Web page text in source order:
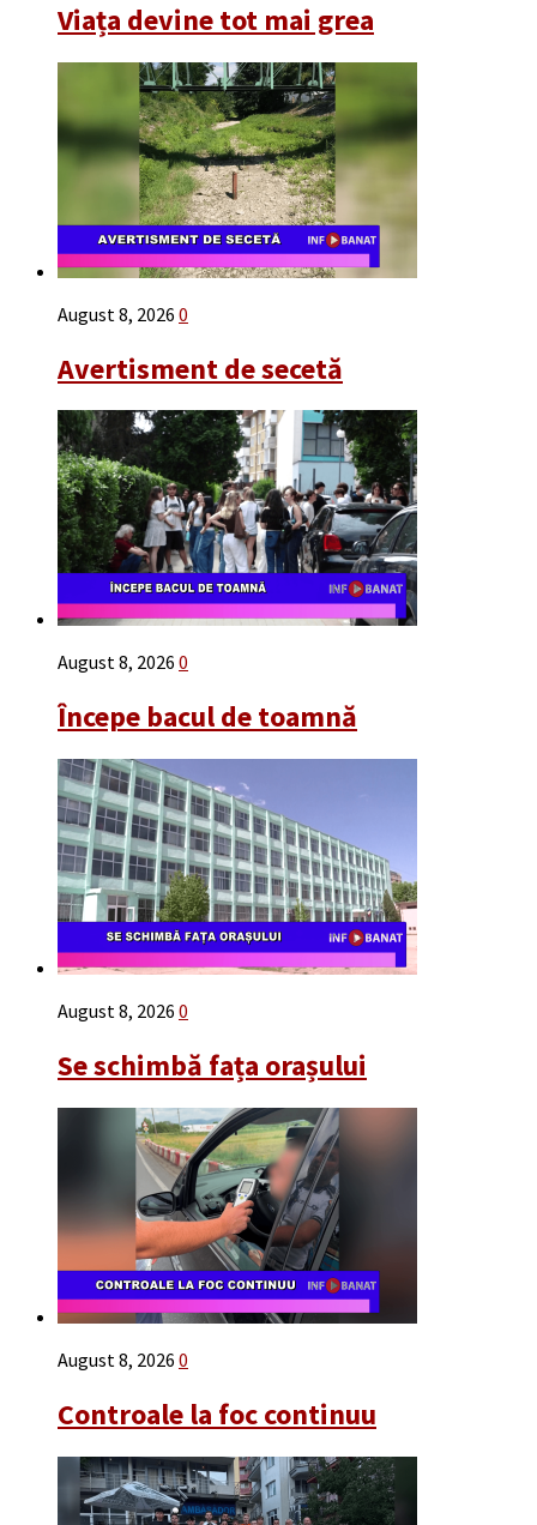
Viața devine tot mai grea
August 8, 2026 0
Avertisment de secetă
August 8, 2026 0
Începe bacul de toamnă
August 8, 2026 0
Se schimbă fața orașului
August 8, 2026 0
Controale la foc continuu